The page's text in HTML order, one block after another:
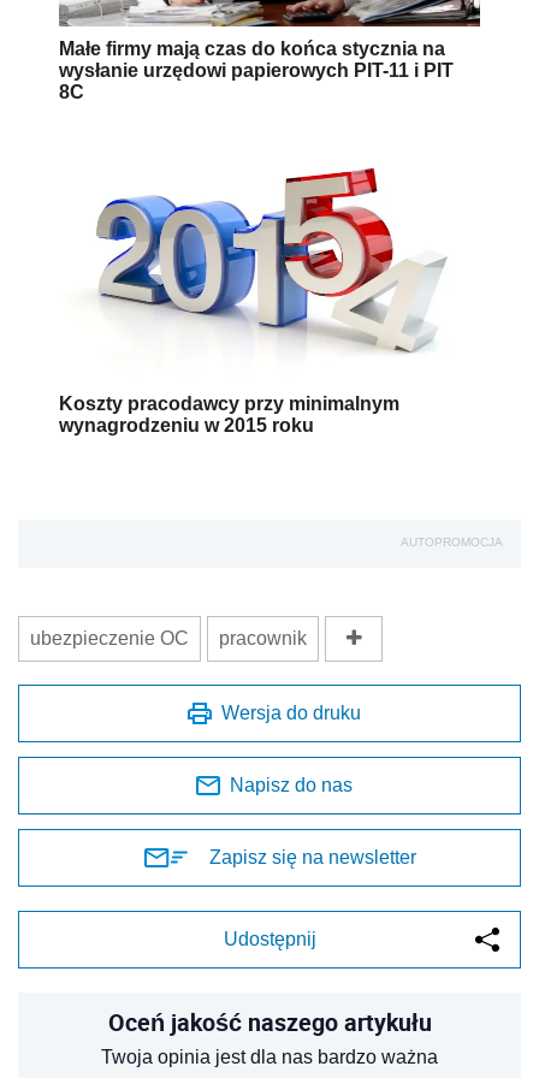
Małe firmy mają czas do końca stycznia na
wysłanie urzędowi papierowych PIT-11 i PIT
8C
Koszty pracodawcy przy minimalnym
wynagrodzeniu w 2015 roku
AUTOPROMOCJA
ubezpieczenie OC pracownik
Wersja do druku
Napisz do nas
Zapisz się na newsletter
Udostępnij
Oceń jakość naszego artykułu
Twoja opinia jest dla nas bardzo ważna